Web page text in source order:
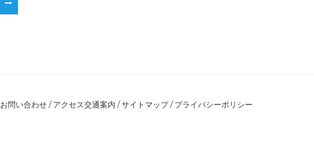
お問い合わせ/アクセス交通案内 /サイトマップ/プライバシーポリシー